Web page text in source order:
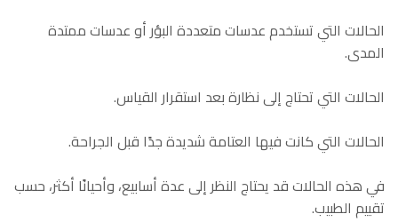
الحالات التي تستخدم عدسات متعددة البؤر أو عدسات ممتدة
المدى.
الحالات التي تحتاج إلى نظارة بعد استقرار القياس.
الحالات التي كانت فيها العتامة شديدة جدًا قبل الجراحة.
في هذه الحالات قد يحتاج النظر إلى عدة أسابيع، وأحيانًا أكثر، حسب
تقييم الطبيب.